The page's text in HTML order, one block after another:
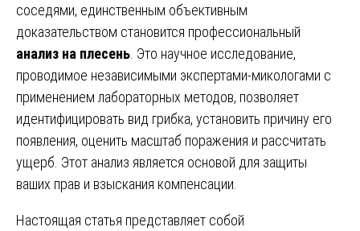
соседями, единственным объективным
доказательством становится профессиональный
анализ на плесень . Это научное исследование,
проводимое независимыми экспертами-микологами с
применением лабораторных методов, позволяет
идентифицировать вид грибка, установить причину его
появления, оценить масштаб поражения и рассчитать
ущерб. Этот анализ является основой для защиты
ваших прав и взыскания компенсации.
Настоящая статья представляет собой